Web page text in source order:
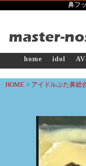
鼻フ
home
idol
HOME > アイドルぶた鼻総